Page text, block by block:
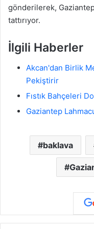
gönderilerek,
tattırıyor.
İlgili Haberler
Akcan'dan Birlik
Pekiştirir
Fıstık Bahçeleri
Gaziantep
baklava